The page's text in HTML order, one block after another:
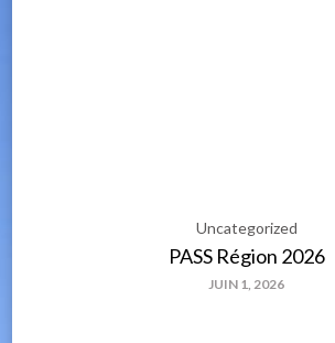
Uncategorized
PASS Région 2026
JUIN 1, 2026